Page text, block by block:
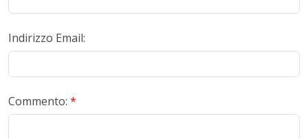
Indirizzo Email:
Commento: *